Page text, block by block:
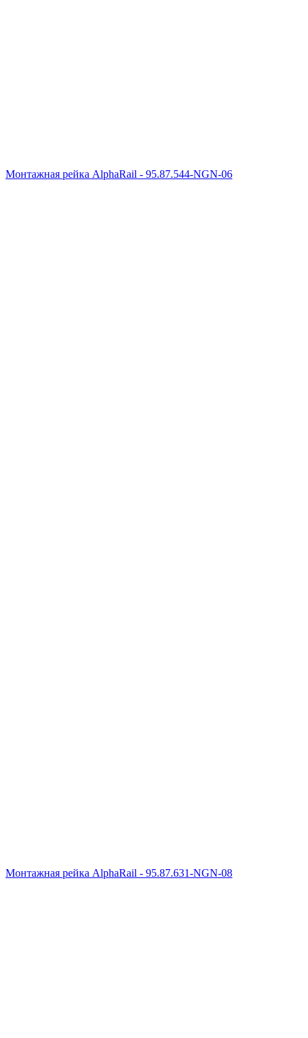
Монтажная рейка AlphaRail - 95.87.544-NGN-06
Монтажная рейка AlphaRail - 95.87.631-NGN-08